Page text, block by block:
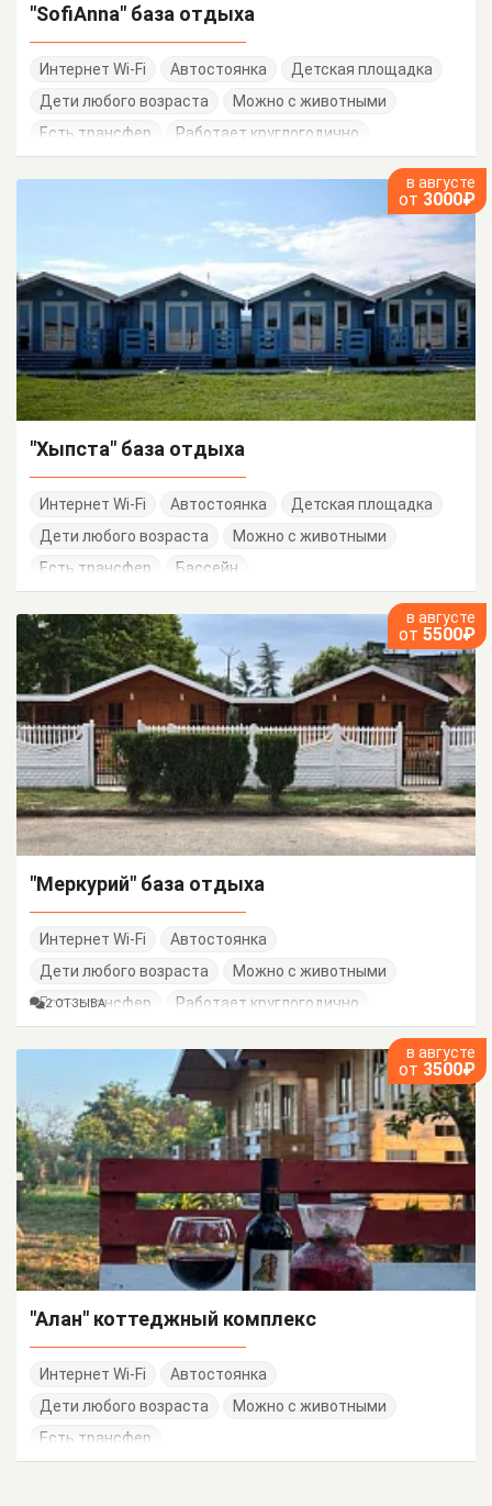
"SofiAnna" база отдыха
Интернет Wi-Fi Автостоянка
Детская площадка
Дети любого возраста
Можно с животными
Есть трансфер
Работает круглогодично
в августе
от 3000₽
"Хыпста" база отдыха
Интернет Wi-Fi Автостоянка
Детская площадка
Дети любого возраста
Можно с животными
Есть трансфер
Бассейн
в августе
от 5500₽
"Меркурий" база отдыха
Интернет Wi-Fi
Автостоянка
Дети любого возраста
Можно с животными
Есть трансфер
Работает круглогодично
2 ОТЗЫВА
в августе
от 3500₽
"Алан" коттеджный комплекс
Интернет Wi-Fi
Автостоянка
Дети любого возраста
Можно с животными
Есть трансфер